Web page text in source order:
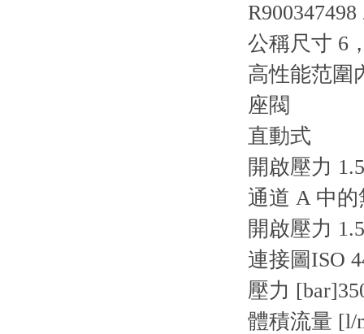
公稱尺寸 6
高性能范圍
座閥
直動式
開啟壓力
通道 A 中
開啟壓力
連接圖ISO
壓力 [bar]
體積流量 [l/